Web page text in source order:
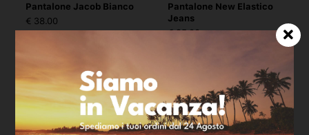
Pantalone Jacob Bianco
€ 38.00
Pantalone New Elastico
Jeans
€ 35.00